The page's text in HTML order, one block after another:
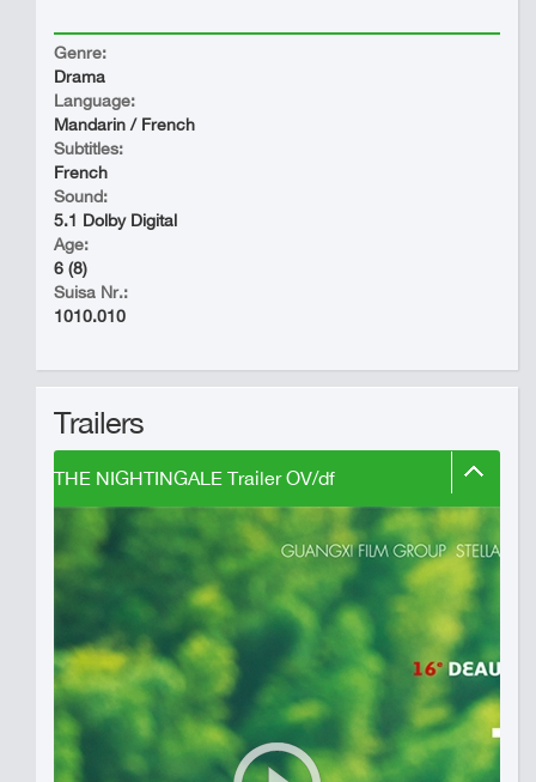
Genre:
Drama
Language:
Mandarin / French
Subtitles:
French
Sound:
5.1 Dolby Digital
Age:
6 (8)
Suisa Nr.:
1010.010
Trailers
THE NIGHTINGALE Trailer OV/df